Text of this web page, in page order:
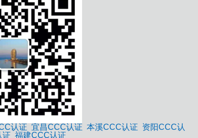
认证 宜昌CCC认证 本溪CCC认证 资阳CCC认
证 福建CCC认证